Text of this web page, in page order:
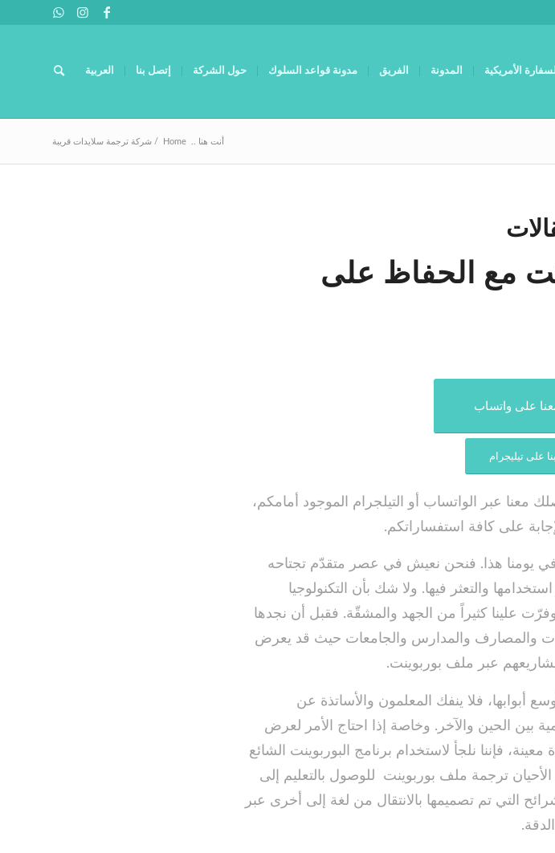
الأمريكية المدونة الفريق مدونة قواعد السلوك حول الشركة إتصل بنا العربية
أنت هنا .. Home
/ شركة ترجمة سلايدات قريبة
مع الحفاظ على
على واتساب
على تيليجرام
عبر الواتساب أو التيلجرام الموجود أمامكم،
على كافة استفساراتكم.
يومنا هذا. فنحن نعيش في عصر متقدّم تجتاحه
والتعثر فيها. ولا شك بأن التكنولوجيا
علينا كثيراً من الجهد والمشقّة. فقبل أن نجدها
والمصارف والمدارس والجامعات حيث قد يعرض
عبر ملف بوربوينت.
أبوابها، فلا ينفك المعلمون والأساتذة عن
بين الحين والآخر. وخاصة إذا احتاج الأمر لعرض
فإننا نلجأ لاستخدام برنامج البوربوينت الشائع
ترجمة ملف بوربوينت للوصول بالتعليم إلى
التي تم تصميمها بالانتقال من لغة إلى أخرى عبر